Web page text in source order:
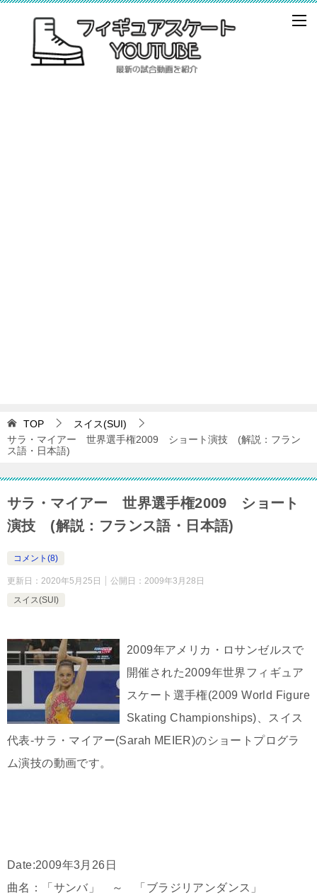
TOP
スイス(SUI)
サラ・マイアー 世界選手権2009 ショート演技 (解説：フラン
ス語・日本語)
サラ・マイアー 世界選手権2009 ショート
演技 (解説：フランス語・日本語)
コメント(8)
更新日： 2020年5月25日 公開日： 2009年3月28日
スイス(SUI)
2009年アメリカ・ロサンゼルスで
開催された2009年世界フィギュア
スケート選手権(2009 World Figure
Skating Championships)、スイス
代表-サラ・マイアー(Sarah MEIER)のショートプログラ
ム演技の動画です。
Date:2009年3月26日
曲名：「サンバ」 ～ 「ブラジリアンダンス」